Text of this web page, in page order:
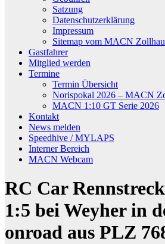
Satzung
Datenschutzerklärung
Impressum
Sitemap vom MACN
Gastfahrer
Mitglied werden
Termine
Termin Übersicht
Norispokal 2026 – MACN
MACN 1:10 GT Serie 2026
Kontakt
News melden
Speedhive / MYLAPS
Interner Bereich
MACN Webcam
RC Car
1:5 bei Weyher in
onroad aus PLZ